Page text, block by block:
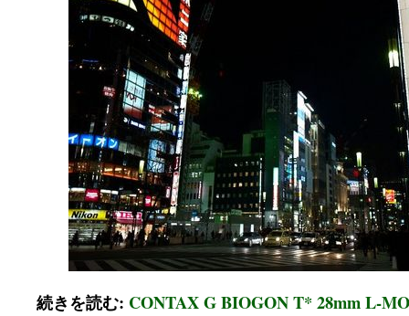
続きを読む: CONTAX G BIOGON T* 28mm L-